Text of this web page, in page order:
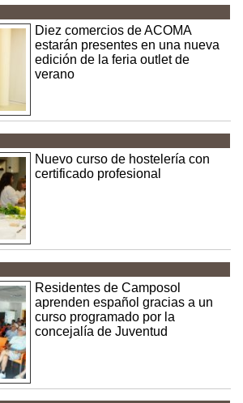
Diez comercios de ACOMA
estarán presentes en una nueva
edición de la feria outlet de
verano
Nuevo curso de hostelería con
certificado profesional
Residentes de Camposol
aprenden español gracias a un
curso programado por la
concejalía de Juventud